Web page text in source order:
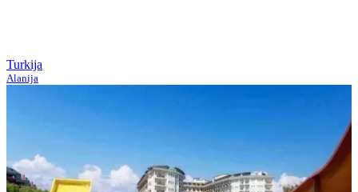
Turkija
Alanija